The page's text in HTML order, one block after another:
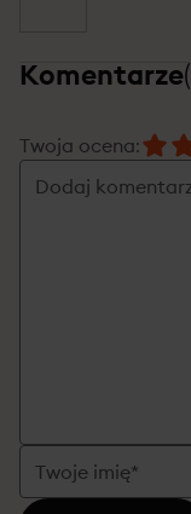
Komentarze(
Twoja ocena: